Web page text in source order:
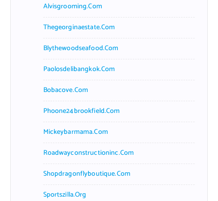
Alvisgrooming.com
Thegeorginaestate.com
Blythewoodseafood.com
Paolosdelibangkok.com
Bobacove.com
Phoone24brookfield.com
Mickeybarmama.com
Roadwayconstructioninc.com
Shopdragonflyboutique.com
Sportszilla.org